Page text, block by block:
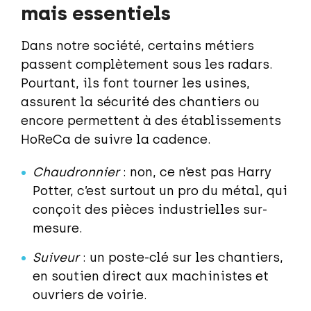
mais essentiels
Dans notre société, certains métiers
passent complètement sous les radars.
Pourtant, ils font tourner les usines,
assurent la sécurité des chantiers ou
encore permettent à des établissements
HoReCa de suivre la cadence.
Chaudronnier: non, ce n’est pas Harry
Potter, c’est surtout un pro du métal, qui
conçoit des pièces industrielles sur-
mesure.
Suiveur: un poste-clé sur les chantiers,
en soutien direct aux machinistes et
ouvriers de voirie.